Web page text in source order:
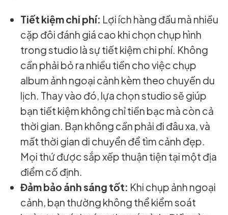
Tiết kiệm chi phí: Lợi ích hàng đầu mà nhiều
cặp đôi đánh giá cao khi chọn chụp hình
trong studio là sự tiết kiệm chi phí. Không
cần phải bỏ ra nhiều tiền cho việc chụp
album ảnh ngoại cảnh kèm theo chuyến du
lịch. Thay vào đó, lựa chọn studio sẽ giúp
bạn tiết kiệm không chỉ tiền bạc mà còn cả
thời gian. Bạn không cần phải đi đâu xa, và
mất thời gian di chuyển để tìm cảnh đẹp.
Mọi thứ được sắp xếp thuận tiện tại một địa
điểm cố định.
Đảm bảo ánh sáng tốt: Khi chụp ảnh ngoại
cảnh, bạn thường không thể kiểm soát